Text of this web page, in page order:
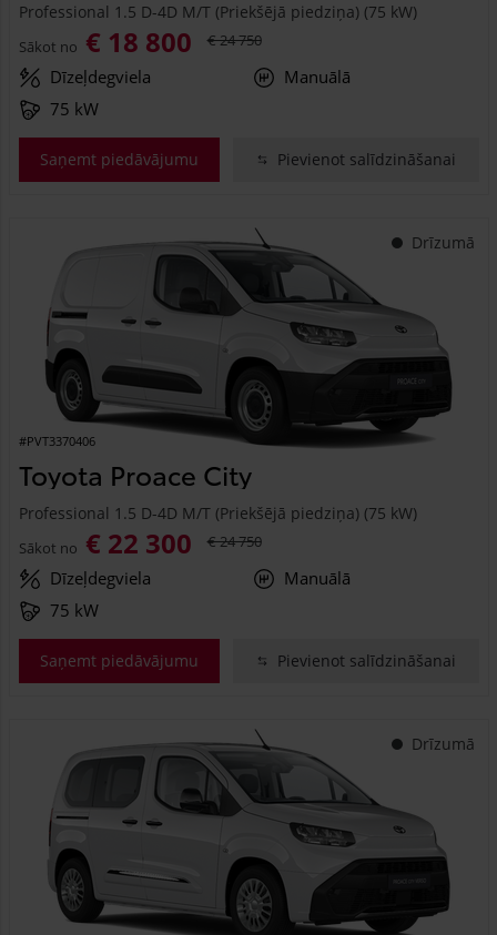
Professional 1.5 D-4D M/T (Priekšējā piedziņa) (75 kW)
Sākot no € 18 800 € 24 750
Dīzeļdegviela
Manuālā
75 kW
Saņemt piedāvājumu Pievienot salīdzināšanai
Drīzumā
#PVT3370406
Toyota Proace City
Professional 1.5 D-4D M/T (Priekšējā piedziņa) (75 kW)
Sākot no € 22 300 € 24 750
Dīzeļdegviela
Manuālā
75 kW
Saņemt piedāvājumu Pievienot salīdzināšanai
Drīzumā